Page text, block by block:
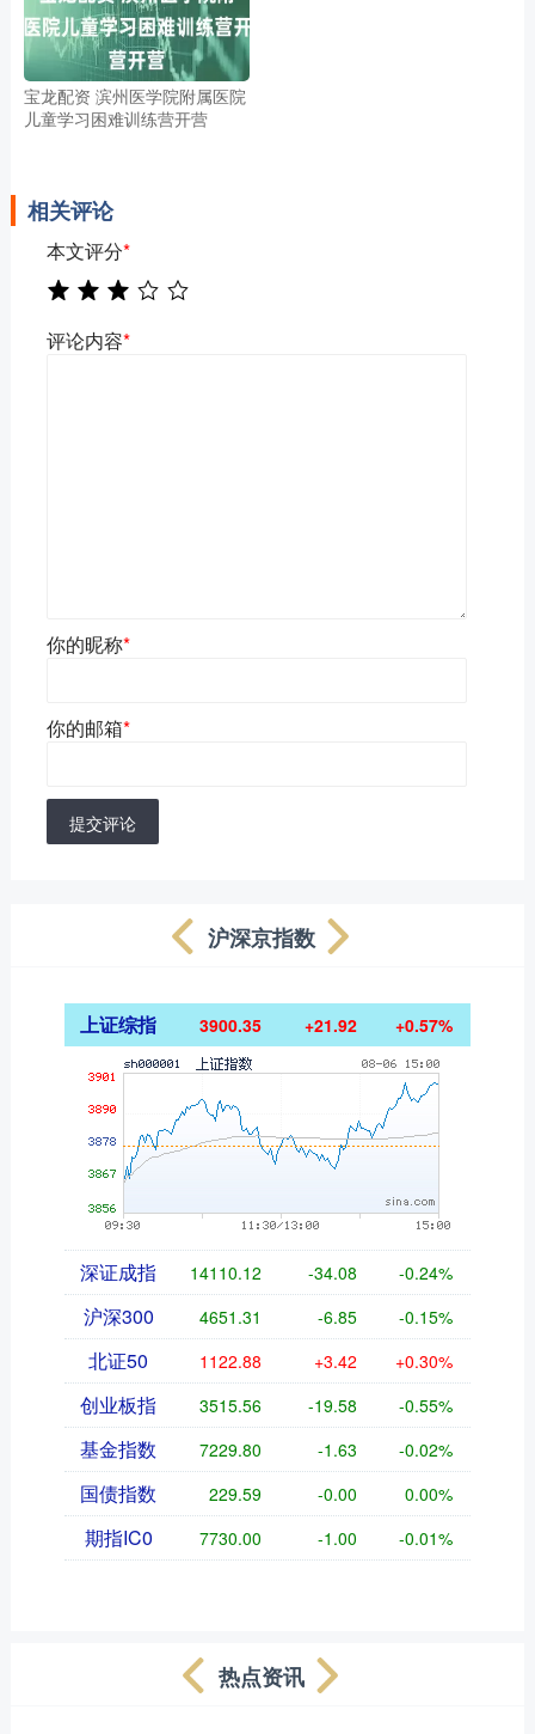
宝龙配资 滨州医学院附属医院
儿童学习困难训练营开营
相关评论
本文评分*
评论内容*
你的昵称*
你的邮箱*
提交评论
沪深京指数
上证综指 3900.35 +21.92 +0.57%
深证成指 14110.12 -34.08 -0.24%
沪深300 4651.31 -6.85 -0.15%
北证50 1122.88 +3.42 +0.30%
创业板指 3515.56 -19.58 -0.55%
基金指数 7229.80 -1.63 -0.02%
国债指数 229.59 -0.00 0.00%
期指IC0 7730.00 -1.00 -0.01%
热点资讯